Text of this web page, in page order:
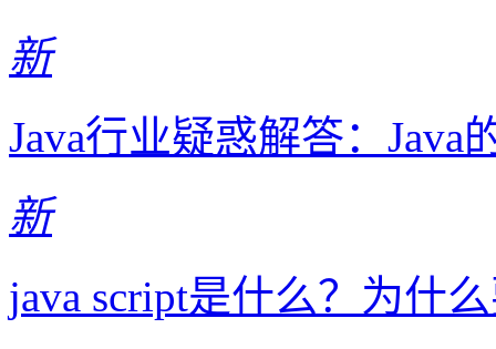
新
Java行业疑惑解答：
新
java script是什么？为什